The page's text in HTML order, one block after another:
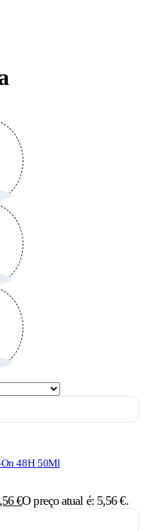
48H 50Ml
€O preço atual é: 5,56 €.